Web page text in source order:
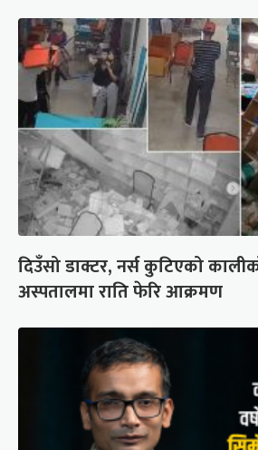
दिउँसो डाक्टर, नर्स कुटिएको
अस्पतालमा राति फेरि आक्रमण